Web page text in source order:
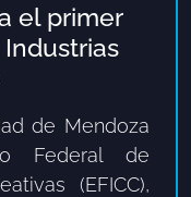
el primer
de Mendoza
Federal de
(EFICC),